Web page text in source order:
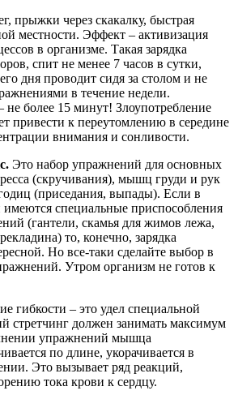
прыжки через скакалку, быстрая
местности. Эффект – активизация
в организме. Такая зарядка
спит не менее 7 часов в сутки,
дня проводит сидя за столом и не
в течение недели.
не более 15 минут! Злоупотребление
привести к переутомлению в середине
внимания и сонливости.
Это набор упражнений для основных
(скручивания), мышц груди и рук
(приседания, выпады). Если в
специальные приспособления
(гантели, скамья для жимов лежа,
то, конечно, зарядка
Но все-таки сделайте выбор в
Утром организм не готов к
гибкости – это удел специальной
стретчинг должен занимать максимум
упражнений мышца
по длине, укорачивается в
Это вызывает ряд реакций,
тока крови к сердцу.